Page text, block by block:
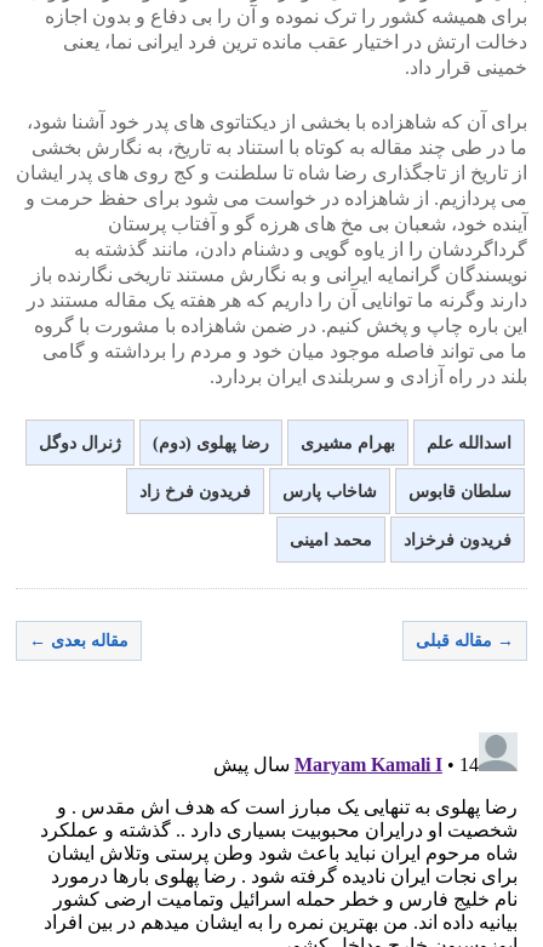
برای همیشه کشور را ترک نموده و آن را بی دفاع و بدون اجازه
دخالت ارتش در اختیار عقب مانده ترین فرد ایرانی نما، یعنی
خمینی قرار داد.
برای آن که شاهزاده با بخشی از دیکتاتوی های پدر خود آشنا شود،
ما در طی چند مقاله به کوتاه با استناد به تاریخ، به نگارش بخشی
از تاریخ از تاجگذاری رضا شاه تا سلطنت و کج روی های پدر ایشان
می پردازیم. از شاهزاده در خواست می شود برای حفظ حرمت و
آینده خود، شعبان بی مخ های هرزه گو و آفتاب پرستان
گرداگردشان را از یاوه گویی و دشنام دادن، مانند گذشته به
نویسندگان گرانمایه ایرانی و به نگارش مستند تاریخی نگارنده باز
دارند وگرنه ما توانایی آن را داریم که هر هفته یک مقاله مستند در
این باره چاپ و پخش کنیم. در ضمن شاهزاده با مشورت با گروه
ما می تواند فاصله موجود میان خود و مردم را برداشته و گامی
بلند در راه آزادی و سربلندی ایران بردارد.
اسدالله علم بهرام مشیری رضا پهلوی (دوم) ژنرال دوگل
سلطان قابوس شاخاب پارس فریدون فرخ زاد
فریدون فرخزاد محمد امینی
→ مقاله قبلی مقاله بعدی ←